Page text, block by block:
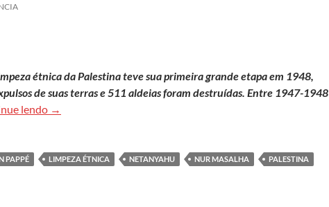
étnica da Palestina teve sua primeira grande etapa em 1948,
de suas terras e 511 aldeias foram destruídas. Entre 1947-1948
lendo Projeto colonial sionista e genocídio palestino
→
PAPPÉ LIMPEZA ÉTNICA NETANYAHU NUR MASALHA
PALESTINA